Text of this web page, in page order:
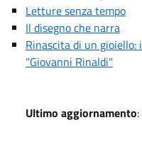
Letture senza tempo
Il disegno che narra
Rinascita di un gioiello:
"Giovanni Rinaldi"
Ultimo aggiornamento